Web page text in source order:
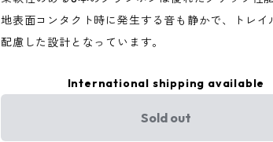
地表面コンタクト時に発生する音も静かで、トレイ
配慮した設計となっています。
International shipping available
Sold out